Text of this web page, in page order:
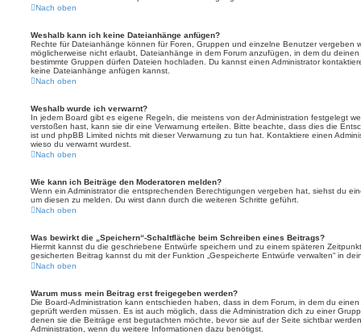
Nach oben
Weshalb kann ich keine Dateianhänge anfügen?
Rechte für Dateianhänge können für Foren, Gruppen und einzelne Benutzer vergeben
möglicherweise nicht erlaubt, Dateianhänge in dem Forum anzufügen, in dem du
bestimmte Gruppen dürfen Dateien hochladen. Du kannst einen Administrator
keine Dateianhänge anfügen kannst.
Nach oben
Weshalb wurde ich verwarnt?
In jedem Board gibt es eigene Regeln, die meistens von der Administration festgelegt
verstoßen hast, kann sie dir eine Verwarnung erteilen. Bitte beachte, dass dies die
ist und phpBB Limited nichts mit dieser Verwarnung zu tun hat. Kontaktiere einen
wieso du verwarnt wurdest.
Nach oben
Wie kann ich Beiträge den Moderatoren melden?
Wenn ein Administrator die entsprechenden Berechtigungen vergeben hat, siehst du
um diesen zu melden. Du wirst dann durch die weiteren Schritte geführt.
Nach oben
Was bewirkt die „Speichern“-Schaltfläche beim Schreiben eines Beitrags?
Hiermit kannst du die geschriebene Entwürfe speichern und zu einem späteren
gesicherten Beitrag kannst du mit der Funktion „Gespeicherte Entwürfe verwalten“ in
Nach oben
Warum muss mein Beitrag erst freigegeben werden?
Die Board-Administration kann entschieden haben, dass in dem Forum, in dem du
geprüft werden müssen. Es ist auch möglich, dass die Administration dich zu einer
denen sie die Beiträge erst begutachten möchte, bevor sie auf der Seite sichtbar
Administration, wenn du weitere Informationen dazu benötigst.